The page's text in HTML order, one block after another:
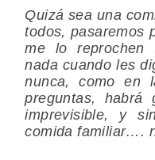
Quizá sea una
todos, pasaremos
me lo reprochen
nada cuando les
nunca, como en
preguntas, habrá
imprevisible, y
comida familiar….